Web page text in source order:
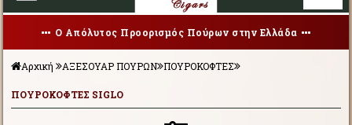
Ο Απόλυτος Προορισμός Πούρων στην Ελλάδα
Αρχική ΑΞΕΣΟΥΑΡ ΠΟΥΡΩΝ ΠΟΥΡΟΚΟΦΤΕΣ
ΠΟΥΡΟΚΟΦΤΕΣ SIGLO